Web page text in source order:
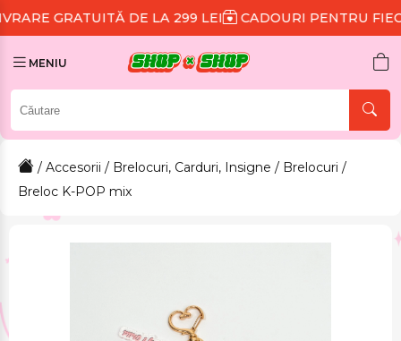
DE LA 299 LEI CADOURI PENTRU FIECARE
MENIU
/ Accesorii / Brelocuri, Carduri, Insigne / Brelocuri /
Breloc K-POP mix